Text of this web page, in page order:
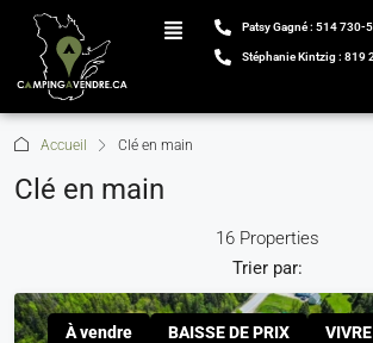
Patsy Gagné : 514 730-
Stéphanie Kintzig : 819
Accueil Clé en main
Clé en main
16 Properties
Trier par:
À vendre BAISSE DE PRIX